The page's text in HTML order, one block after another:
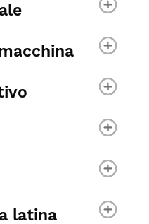
latina